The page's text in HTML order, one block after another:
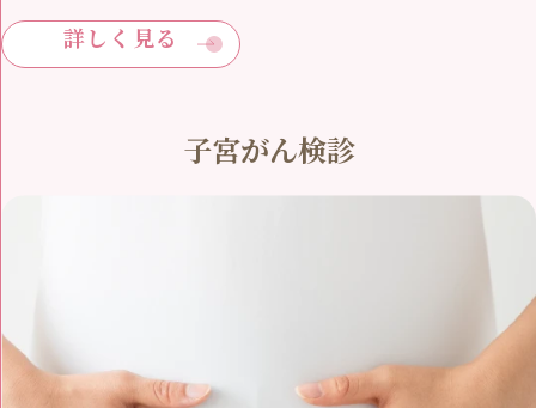
詳しく見る
子宮がん検診